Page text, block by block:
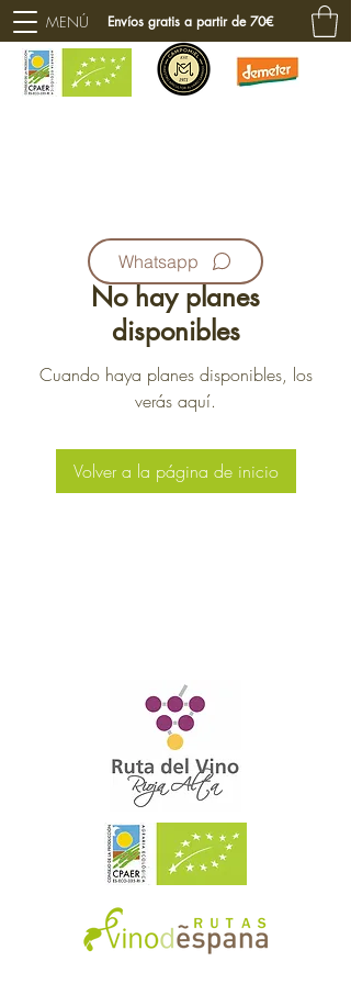
MENÚ Envíos gratis a partir de 70€
Whatsapp
No hay planes
disponibles
Cuando haya planes disponibles, los
verás aquí.
Volver a la página de inicio